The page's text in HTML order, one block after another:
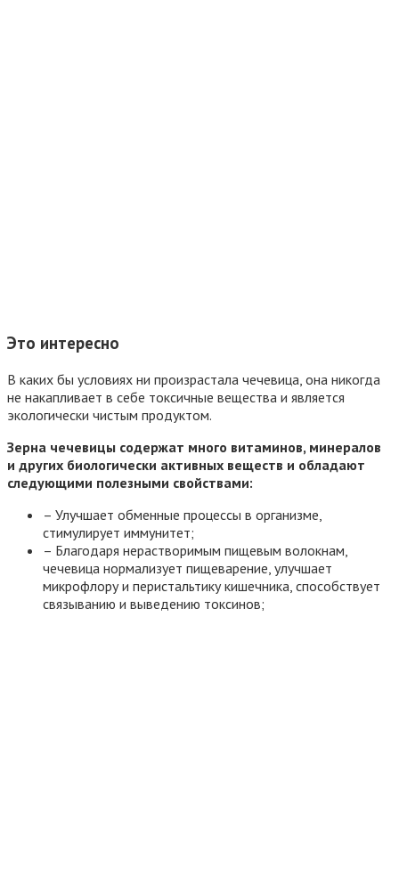
Это интересно
В каких бы условиях ни произрастала чечевица, она никогда
не накапливает в себе токсичные вещества и является
экологически чистым продуктом.
Зерна чечевицы содержат много витаминов, минералов
и других биологически активных веществ и обладают
следующими полезными свойствами:
– Улучшает обменные процессы в организме,
стимулирует иммунитет;
– Благодаря нерастворимым пищевым волокнам,
чечевица нормализует пищеварение, улучшает
микрофлору и перистальтику кишечника, способствует
связыванию и выведению токсинов;